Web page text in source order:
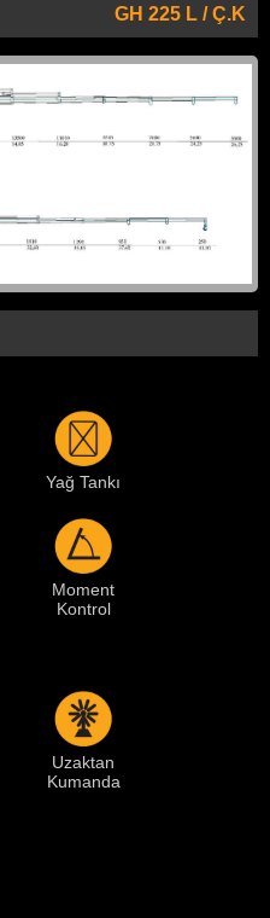
GH 225 L / Ç.K
Yağ Tankı
Moment
Kontrol
Uzaktan
Kumanda